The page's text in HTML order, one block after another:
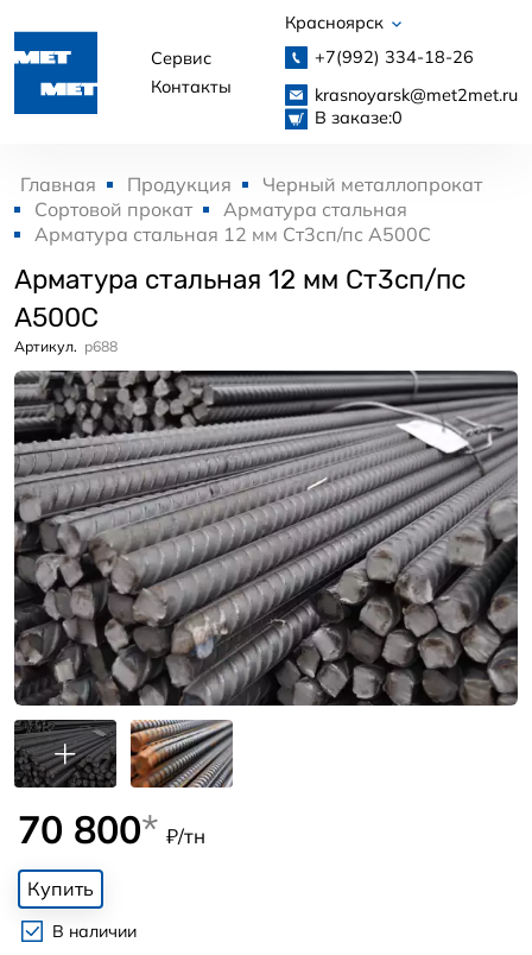
Сервис
Контакты
Красноярск
+7(992) 334-18-26
krasnoyarsk@met2met.ru
В заказе:0
Главная Продукция
Черный металлопрокат
Сортовой прокат
Арматура стальная
Арматура стальная 12 мм Ст3сп/пс А500С
Арматура стальная 12 мм Ст3сп/пс
А500С
Артикул. p688
70 800* ₽/тн
Купить
В наличии